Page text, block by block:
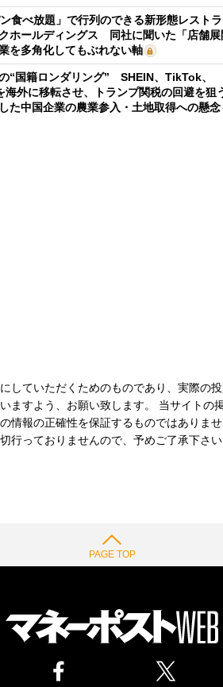
ン食べ放題」で行列のできる新形態レスト
ホールディングス 同社に聞いた「店舗展
を多角化してもぶれない軸
“国籍ロンダリング” SHEIN、TikTok、
外に移転させ、トランプ関税の回避を
た中国企業の農業参入・土地取得への懸念
していただくためのものであり、実際の
ますよう、お願い致します。 当サイトの
情報の正確性を保証するものではありませ
行っておりませんので、予めご了承下さい
PAGE TOP